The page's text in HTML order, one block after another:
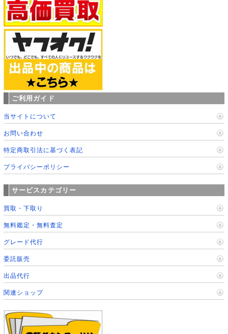
ご利用ガイド
当サイトについて
お問い合わせ
特定商取引法に基づく表記
プライバシーポリシー
サービスカテゴリー
買取・下取り
無料鑑定・無料査定
グレード代行
委託販売
出品代行
関連ショップ